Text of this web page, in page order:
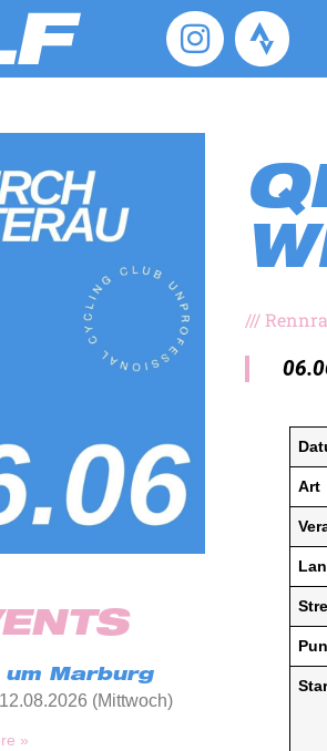
um Marburg
(Mittwoch)
»
///
Art